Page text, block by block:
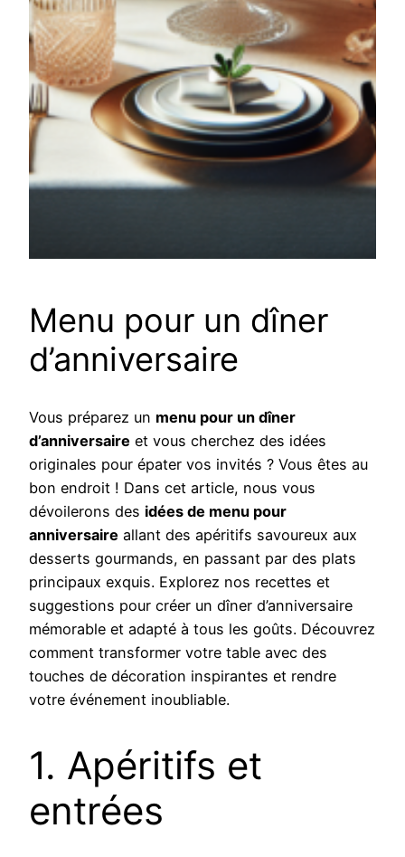
Menu pour un dîner
d’anniversaire
Vous préparez un menu pour un dîner
d’anniversaire et vous cherchez des idées
originales pour épater vos invités ? Vous êtes au
bon endroit ! Dans cet article, nous vous
dévoilerons des idées de menu pour
anniversaire allant des apéritifs savoureux aux
desserts gourmands, en passant par des plats
principaux exquis. Explorez nos recettes et
suggestions pour créer un dîner d’anniversaire
mémorable et adapté à tous les goûts. Découvrez
comment transformer votre table avec des
touches de décoration inspirantes et rendre
votre événement inoubliable.
1. Apéritifs et
entrées